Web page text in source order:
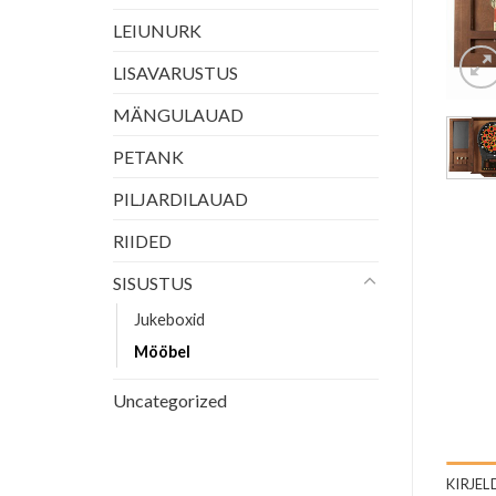
LEIUNURK
LISAVARUSTUS
MÄNGULAUAD
PETANK
PILJARDILAUAD
RIIDED
SISUSTUS
Jukeboxid
Mööbel
Uncategorized